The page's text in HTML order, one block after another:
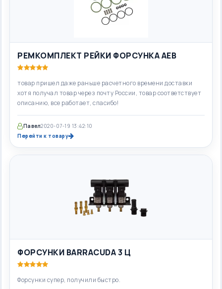
РЕМКОМПЛЕКТ РЕЙКИ ФОРСУНКА АЕВ
товар пришел даже раньше расчетного времени доставки
хотя получал товар через почту России, товар соответствует
описанию, все работает, спасибо!
Павел2020-07-19 13:42:10
Перейти к товару
ФОРСУНКИ BARRACUDA 3 Ц
Форсунки супер, получили быстро.